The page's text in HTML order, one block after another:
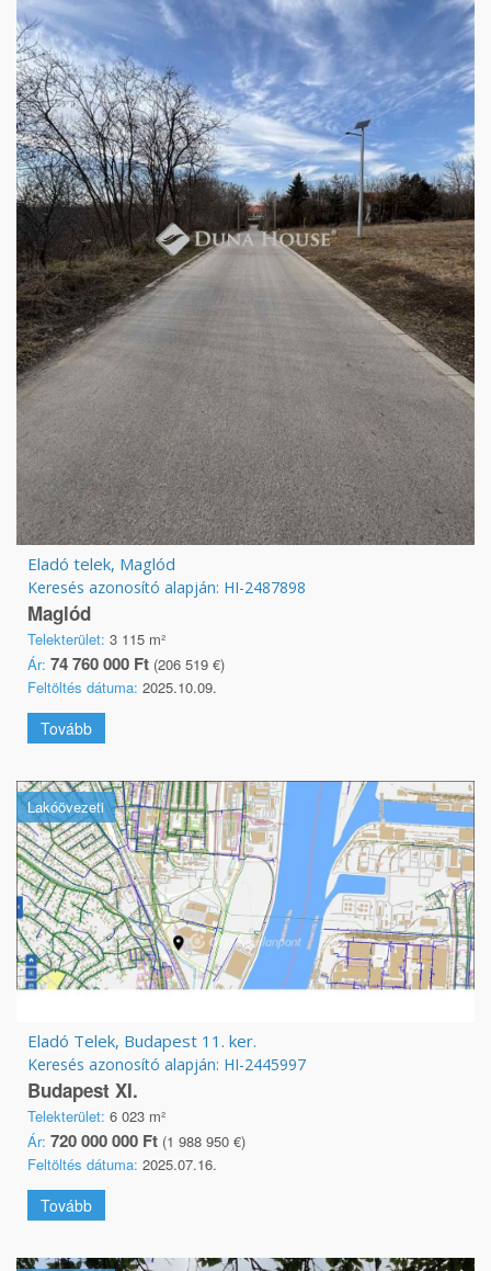
Eladó telek, Maglód
Keresés azonosító alapján: HI-2487898
Maglód
Telekterület: 3 115 m²
Ár: 74 760 000 Ft (206 519 €)
Feltöltés dátuma: 2025.10.09.
Tovább
Lakóövezeti
Eladó Telek, Budapest 11. ker.
Keresés azonosító alapján: HI-2445997
Budapest XI.
Telekterület: 6 023 m²
Ár: 720 000 000 Ft (1 988 950 €)
Feltöltés dátuma: 2025.07.16.
Tovább